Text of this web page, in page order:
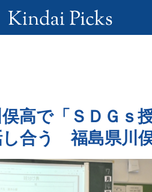
高で「ＳＤＧｓ
し合う 福島県川